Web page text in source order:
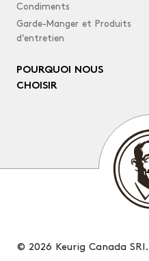
Condiments
Garde-Manger et Produits
d’entretien
POURQUOI NOUS
CHOISIR
© 2026 Keurig Canada